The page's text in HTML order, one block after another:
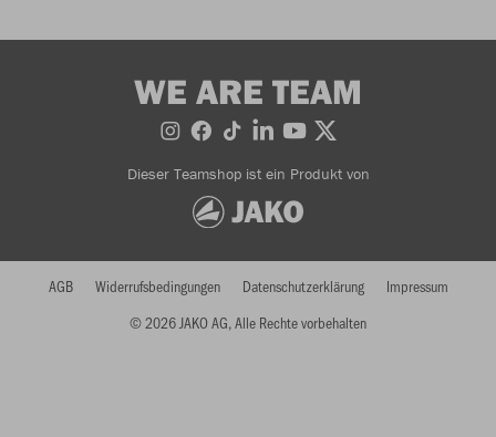
WE ARE TEAM
Dieser Teamshop ist ein Produkt von
© 2026 JAKO AG, Alle Rechte vorbehalten
AGB Widerrufsbedingungen Datenschutzerklärung Impressum